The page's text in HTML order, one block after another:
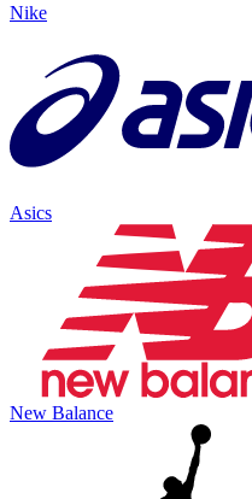
Nike
Asics
New Balance